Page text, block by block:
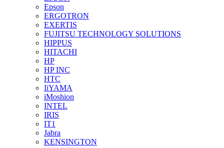
Epson
ERGOTRON
EXERTIS
FUJITSU TECHNOLOGY SOLUTIONS
HIPPUS
HITACHI
HP
HP INC
HTC
IiYAMA
iMoshion
INTEL
IRIS
IT1
Jabra
KENSINGTON